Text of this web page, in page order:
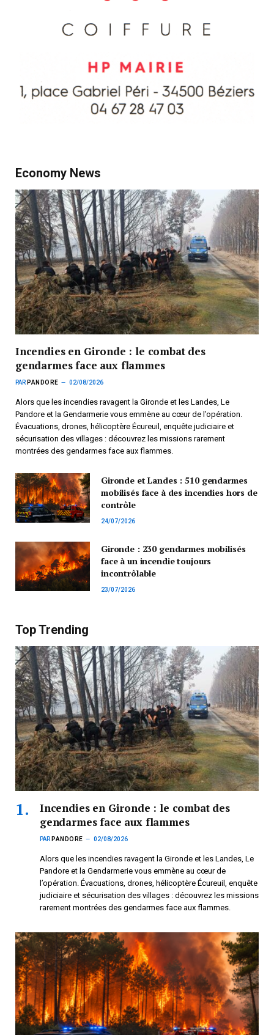
Economy News
Incendies en Gironde : le combat des
gendarmes face aux flammes
PAR PANDORE 02/08/2026
Alors que les incendies ravagent la Gironde et les Landes, Le
Pandore et la Gendarmerie vous emmène au cœur de l’opération.
Évacuations, drones, hélicoptère Écureuil, enquête judiciaire et
sécurisation des villages : découvrez les missions rarement
montrées des gendarmes face aux flammes.
Gironde et Landes : 510 gendarmes
mobilisés face à des incendies hors de
contrôle
24/07/2026
Gironde : 230 gendarmes mobilisés
face à un incendie toujours
incontrôlable
23/07/2026
Top Trending
Incendies en Gironde : le combat des
gendarmes face aux flammes
PAR PANDORE 02/08/2026
Alors que les incendies ravagent la Gironde et les Landes, Le
Pandore et la Gendarmerie vous emmène au cœur de
l’opération. Évacuations, drones, hélicoptère Écureuil, enquête
judiciaire et sécurisation des villages : découvrez les missions
rarement montrées des gendarmes face aux flammes.